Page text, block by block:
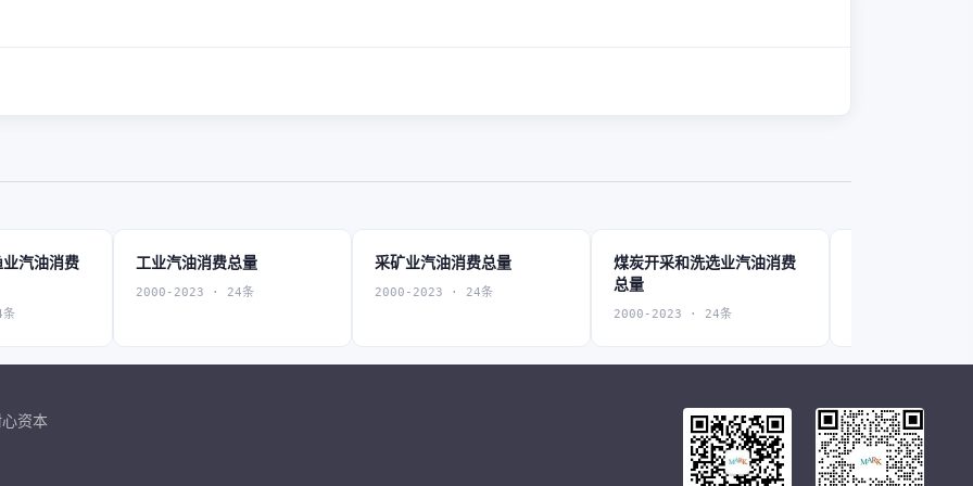
汽油消费 工业汽油消费总量
2000-2023 · 24条
采矿业汽油消费总量
2000-2023 · 24条
煤炭开采和洗选业汽油消费
总量
2000-2023 · 24条
资本